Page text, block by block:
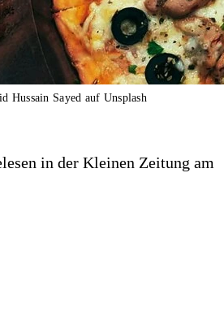
Hussain Sayed auf Unsplash
in der Kleinen Zeitung am